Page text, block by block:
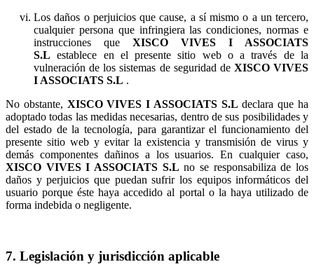
Los daños o perjuicios que cause, a sí mismo o a un tercero,
cualquier persona que infringiera las condiciones, normas e
instrucciones que
establece en el presente sitio web o a través de la
vulneración de los sistemas de seguridad de
.
No obstante,
declara que ha
adoptado todas las medidas necesarias, dentro de sus posibilidades y
del estado de la tecnología, para garantizar el funcionamiento del
presente sitio web y evitar la existencia y transmisión de virus y
demás componentes dañinos a los usuarios. En cualquier caso,
no se responsabiliza de los
daños y perjuicios que puedan sufrir los equipos informáticos del
usuario porque éste haya accedido al portal o la haya utilizado de
forma indebida o negligente.
7. Legislación y jurisdicción aplicable